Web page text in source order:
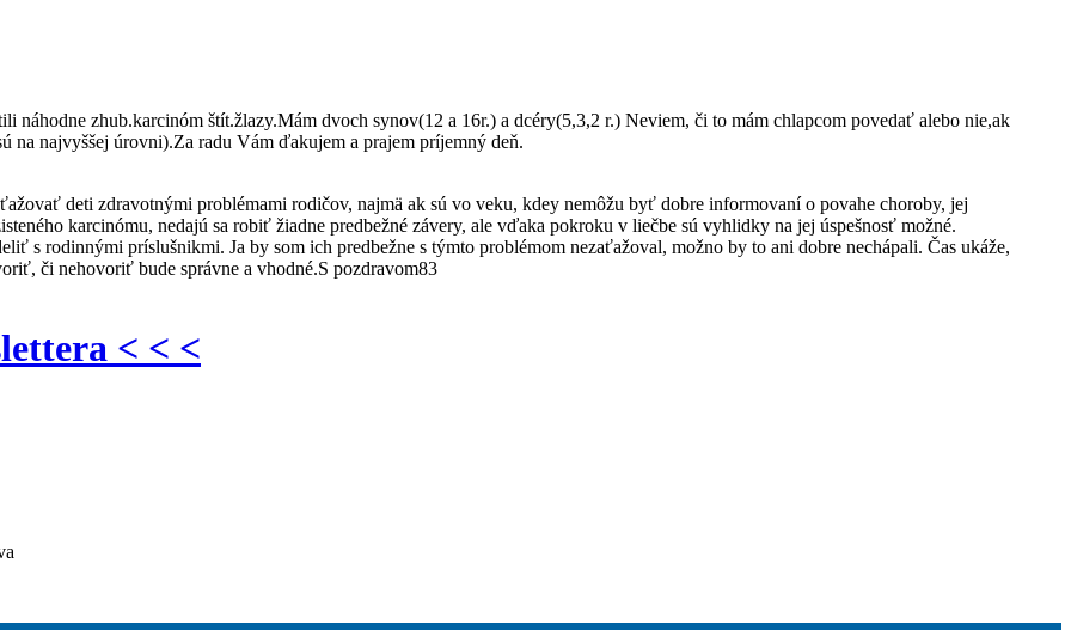
náhodne zhub.karcinóm štít.žlazy.Mám dvoch synov(12 a 16r.) a dcéry(5,3,2 r.) Neviem, či to mám chlapcom povedať alebo nie,ak
na najvyššej úrovni).Za radu Vám ďakujem a prajem príjemný deň.
deti zdravotnými problémami rodičov, najmä ak sú vo veku, kdey nemôžu byť dobre informovaní o povahe choroby, jej
karcinómu, nedajú sa robiť žiadne predbežné závery, ale vďaka pokroku v liečbe sú vyhlidky na jej úspešnosť možné.
s rodinnými príslušnikmi. Ja by som ich predbežne s týmto problémom nezaťažoval, možno by to ani dobre nechápali. Čas ukáže,
či nehovoriť bude správne a vhodné.S pozdravom83
< < <